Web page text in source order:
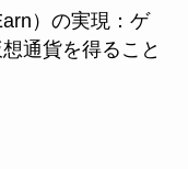
）の実現：ゲ
通貨を得ること